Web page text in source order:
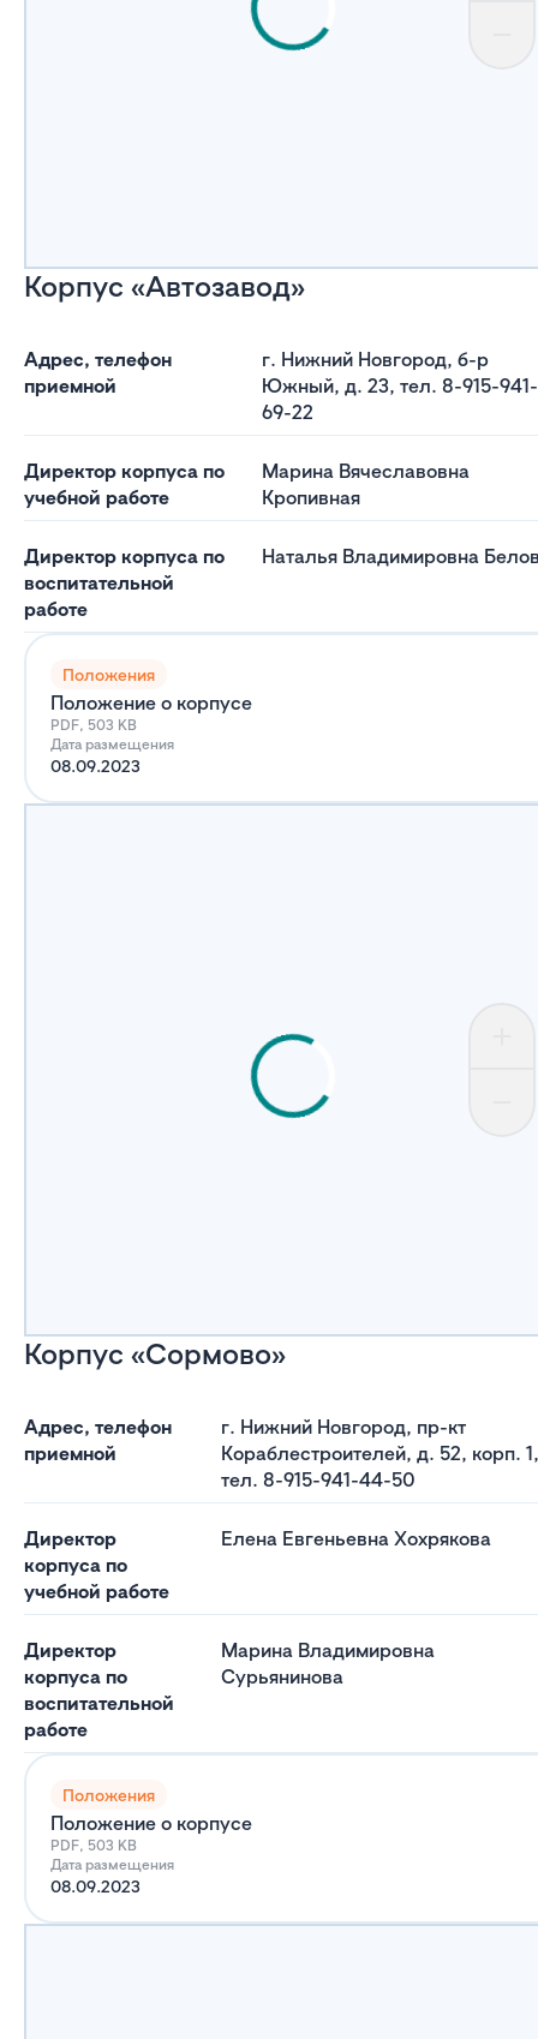
Корпус «Автозавод»
Адрес, телефон
приемной
г. Нижний Новгород, б-р
Южный, д. 23, тел. 8-915-941-
69-22
Директор корпуса по
учебной работе
Марина Вячеславовна
Кропивная
Директор корпуса по
воспитательной
работе
Наталья Владимировна
Положения
Положение о корпусе
PDF, 503 KB
Дата размещения
08.09.2023
Корпус «Сормово»
Адрес, телефон
приемной
г. Нижний Новгород, пр-кт
Кораблестроителей, д. 52, корп. 1,
тел. 8-915-941-44-50
Директор
корпуса по
учебной работе
Елена Евгеньевна Хохрякова
Директор
корпуса по
воспитательной
работе
Марина Владимировна
Сурьянинова
Положения
Положение о корпусе
PDF, 503 KB
Дата размещения
08.09.2023